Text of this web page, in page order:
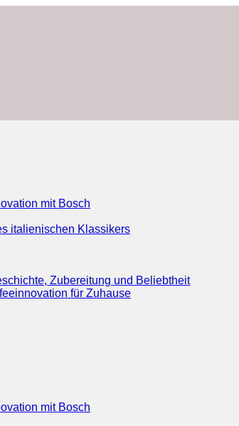
mit Bosch
italienischen Klassikers
Zubereitung und Beliebtheit
für Zuhause
mit Bosch